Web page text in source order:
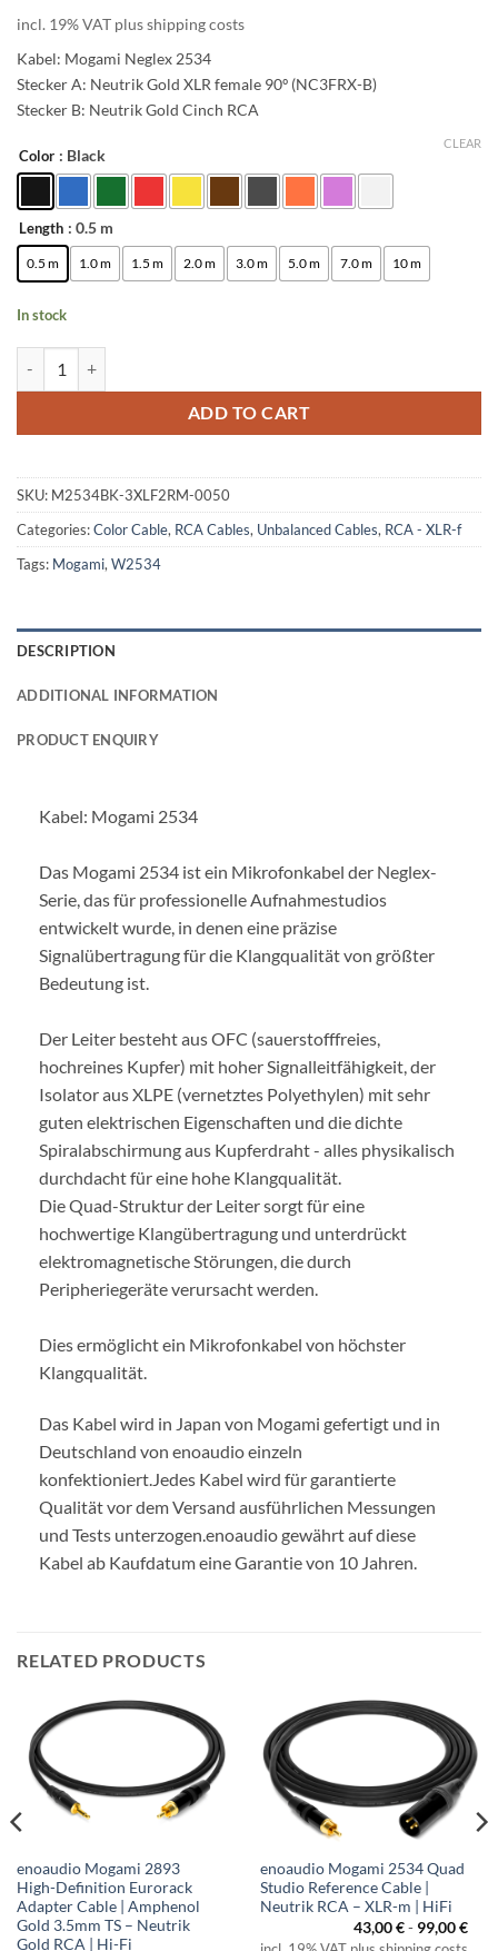
incl. 19% VAT plus shipping costs
Kabel: Mogami Neglex 2534
Stecker A: Neutrik Gold XLR female 90º (NC3FRX-B)
Stecker B: Neutrik Gold Cinch RCA
Color : Black
Length : 0.5 m
0.5 m 1.0 m 1.5 m 2.0 m 3.0 m 5.0 m 7.0 m 10 m
CLEAR
In stock
ADD TO CART
Alternative:
SKU: M2534BK-3XLF2RM-0050
Categories:Color Cable, RCA Cables, Unbalanced Cables, RCA - XLR-f
Tags: Mogami, W2534
DESCRIPTION
ADDITIONAL INFORMATION
PRODUCT ENQUIRY
Kabel: Mogami 2534
Das Mogami 2534 ist ein Mikrofonkabel der Neglex-
Serie, das für professionelle Aufnahmestudios
entwickelt wurde, in denen eine präzise
Signalübertragung für die Klangqualität von größter
Bedeutung ist.
Der Leiter besteht aus OFC (sauerstofffreies,
hochreines Kupfer) mit hoher Signalleitfähigkeit, der
Isolator aus XLPE (vernetztes Polyethylen) mit sehr
guten elektrischen Eigenschaften und die dichte
Spiralabschirmung aus Kupferdraht - alles physikalisch
durchdacht für eine hohe Klangqualität.
Die Quad-Struktur der Leiter sorgt für eine
hochwertige Klangübertragung und unterdrückt
elektromagnetische Störungen, die durch
Peripheriegeräte verursacht werden.
Dies ermöglicht ein Mikrofonkabel von höchster
Klangqualität.
Das Kabel wird in Japan von Mogami gefertigt und in
Deutschland von enoaudio einzeln
konfektioniert. Jedes Kabel wird für garantierte
Qualität vor dem Versand ausführlichen Messungen
und Tests unterzogen. enoaudio gewährt auf diese
Kabel ab Kaufdatum eine Garantie von 10 Jahren.
RELATED PRODUCTS
enoaudio Mogami 2893
High-Definition Eurorack
Adapter Cable | Amphenol
Gold 3.5mm TS – Neutrik
Gold RCA | Hi-Fi
enoaudio Mogami 2534 Quad
Studio Reference Cable |
Neutrik RCA – XLR-m | HiFi
43,00€- 99,00€